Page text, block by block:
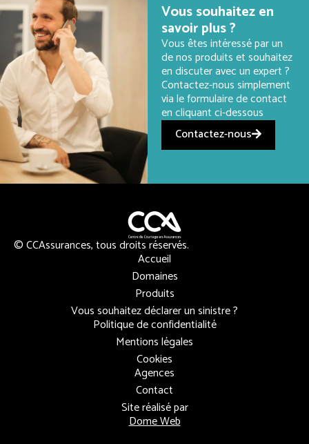
Vous souhaitez en
savoir plus ?
Vous êtes intéressé par un
de nos produits et souhaitez
en discuter avec un expert ?
Contactez-nous simplement
via le formulaire de contact
en cliquant ci-dessous
Contactez-nous
© CCAssurances, tous droits réservés.
Accueil
Domaines
Produits
Vous souhaitez déclarer un sinistre ?
Agences
Contact
Site réalisé par
Dome Web
Politique de confidentialité
Mentions légales
Cookies